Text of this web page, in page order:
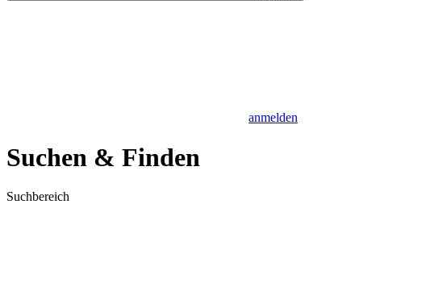
anmelden
Suchen & Finden
Suchbereich